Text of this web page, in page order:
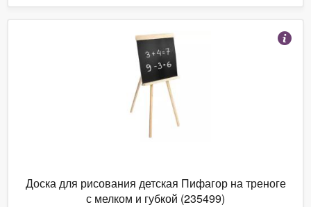
Доска для рисования детская Пифагор на треноге
с мелком и губкой (235499)